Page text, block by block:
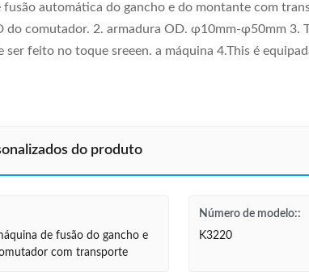
automática do gancho e do montante com
do comutador. 2. armadura OD. φ10mm-φ50mm 3.
ser feito no toque sreeen. a máquina 4.This é
do produto
de fusão do gancho e
com transporte
Número de modelo::
K3220